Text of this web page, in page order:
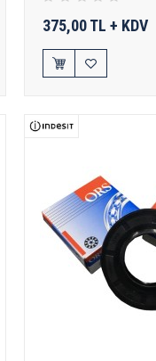
375,00 TL + KDV